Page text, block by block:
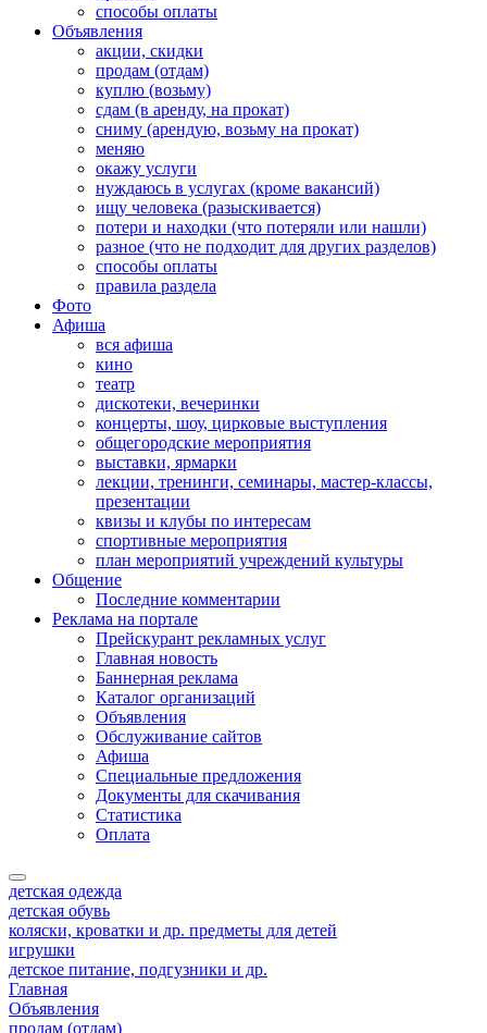
способы оплаты
Объявления
акции, скидки
продам (отдам)
куплю (возьму)
сдам (в аренду, на прокат)
сниму (арендую, возьму на прокат)
меняю
окажу услуги
нуждаюсь в услугах (кроме вакансий)
ищу человека (разыскивается)
потери и находки (что потеряли или нашли)
разное (что не подходит для других разделов)
способы оплаты
правила раздела
Фото
Афиша
вся афиша
кино
театр
дискотеки, вечеринки
концерты, шоу, цирковые выступления
общегородские мероприятия
выставки, ярмарки
лекции, тренинги, семинары, мастер-классы,
презентации
квизы и клубы по интересам
спортивные мероприятия
план мероприятий учреждений культуры
Общение
Последние комментарии
Реклама на портале
Прейскурант рекламных услуг
Главная новость
Баннерная реклама
Каталог организаций
Объявления
Обслуживание сайтов
Афиша
Специальные предложения
Документы для скачивания
Статистика
Оплата
детская одежда
детская обувь
коляски, кроватки и др. предметы для детей
игрушки
детское питание, подгузники и др.
Главная
Объявления
продам (отдам)